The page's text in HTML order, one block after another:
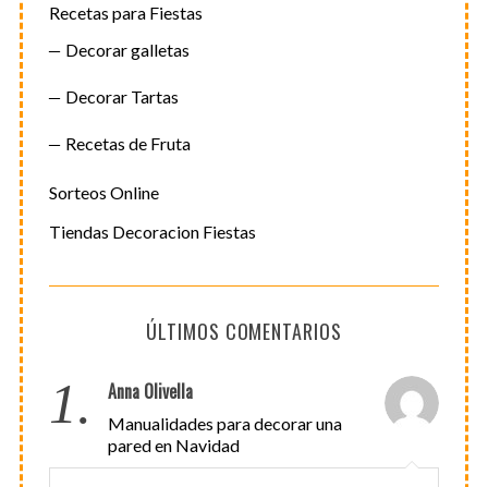
Recetas para Fiestas
Decorar galletas
Decorar Tartas
Recetas de Fruta
Sorteos Online
Tiendas Decoracion Fiestas
ÚLTIMOS COMENTARIOS
1. Anna Olivella
Manualidades para decorar una
pared en Navidad